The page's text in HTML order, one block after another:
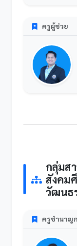
ครูผู้ช่วย
กลุ่มส
สังคม
วัฒนธ
ครูชำนาญ